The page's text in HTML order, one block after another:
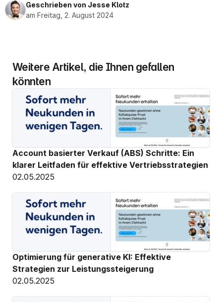
Geschrieben von Jesse Klotz
am Freitag, 2. August 2024
Weitere Artikel, die Ihnen gefallen
könnten
Account basierter Verkauf (ABS) Schritte: Ein
klarer Leitfaden für effektive Vertriebsstrategien
02.05.2025
Optimierung für generative KI: Effektive
Strategien zur Leistungssteigerung
02.05.2025